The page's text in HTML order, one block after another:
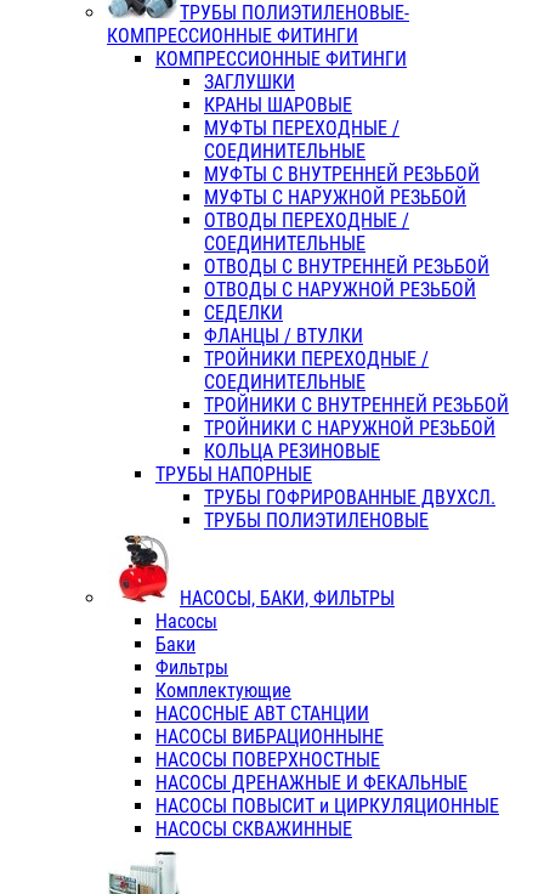
ТРУБЫ ПОЛИЭТИЛЕНОВЫЕ-
КОМПРЕССИОННЫЕ ФИТИНГИ
КОМПРЕССИОННЫЕ ФИТИНГИ
ЗАГЛУШКИ
КРАНЫ ШАРОВЫЕ
МУФТЫ ПЕРЕХОДНЫЕ /
СОЕДИНИТЕЛЬНЫЕ
МУФТЫ С ВНУТРЕННЕЙ РЕЗЬБОЙ
МУФТЫ С НАРУЖНОЙ РЕЗЬБОЙ
ОТВОДЫ ПЕРЕХОДНЫЕ /
СОЕДИНИТЕЛЬНЫЕ
ОТВОДЫ С ВНУТРЕННЕЙ РЕЗЬБОЙ
ОТВОДЫ С НАРУЖНОЙ РЕЗЬБОЙ
СЕДЕЛКИ
ФЛАНЦЫ / ВТУЛКИ
ТРОЙНИКИ ПЕРЕХОДНЫЕ /
СОЕДИНИТЕЛЬНЫЕ
ТРОЙНИКИ С ВНУТРЕННЕЙ РЕЗЬБОЙ
ТРОЙНИКИ С НАРУЖНОЙ РЕЗЬБОЙ
КОЛЬЦА РЕЗИНОВЫЕ
ТРУБЫ НАПОРНЫЕ
ТРУБЫ ГОФРИРОВАННЫЕ ДВУХСЛ.
ТРУБЫ ПОЛИЭТИЛЕНОВЫЕ
НАСОСЫ, БАКИ, ФИЛЬТРЫ
Насосы
Баки
Фильтры
Комплектующие
НАСОСНЫЕ АВТ СТАНЦИИ
НАСОСЫ ВИБРАЦИОННЫНЕ
НАСОСЫ ПОВЕРХНОСТНЫЕ
НАСОСЫ ДРЕНАЖНЫЕ И ФЕКАЛЬНЫЕ
НАСОСЫ ПОВЫСИТ и ЦИРКУЛЯЦИОННЫЕ
НАСОСЫ СКВАЖИННЫЕ